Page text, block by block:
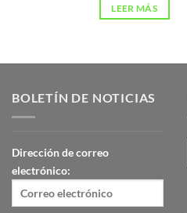
LEER MÁS
BOLETÍN DE NOTICIAS
Dirección de correo
electrónico: